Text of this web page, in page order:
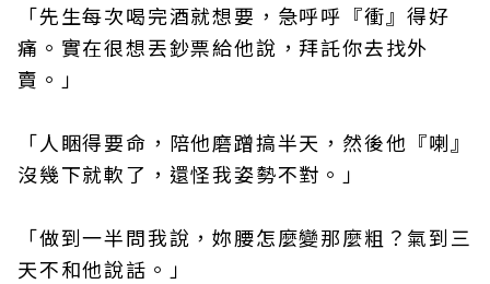
「先生每次喝完酒就想要，急呼呼『衝』得好
痛。實在很想丟鈔票給他說，拜託你去找外
賣。」
「人睏得要命，陪他磨蹭搞半天，然後他『喇』
沒幾下就軟了，還怪我姿勢不對。」
「做到一半問我說，妳腰怎麼變那麼粗？氣到三
天不和他說話。」